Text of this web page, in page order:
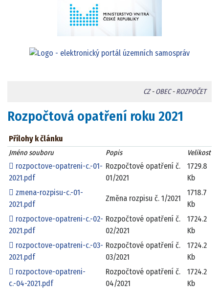
CZ-OBEC-ROZPOČET
Rozpočtová opatření roku 2021
Přílohy k článku
Jméno souboru Popis Velikost
rozpoctove-opatreni-c.-01-
2021.pdf
Rozpočtové opatření č.
01/2021
1729.8
Kb
zmena-rozpisu-c.-01-
2021.pdf
Změna rozpisu č. 1/2021
1718.7
Kb
rozpoctove-opatreni-c.-02-
2021.pdf
Rozpočtové opatření č.
02/2021
1724.2
Kb
rozpoctove-opatreni-c.-03-
2021.pdf
Rozpočtové opatření č.
03/2021
1724.2
Kb
rozpoctove-opatreni-
c.-04-2021.pdf
Rozpočtové opatření č.
04/2021
1724.2
Kb